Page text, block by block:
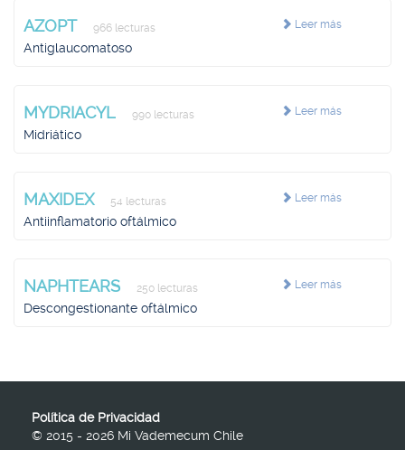
Leer más
AZOPT 966 lecturas
Antiglaucomatoso
Leer más
MYDRIACYL 990 lecturas
Midriático
Leer más
MAXIDEX 54 lecturas
Antiinflamatorio oftálmico
Leer más
NAPHTEARS 250 lecturas
Descongestionante oftálmico
Política de Privacidad
© 2015 - 2026 Mi Vademecum Chile